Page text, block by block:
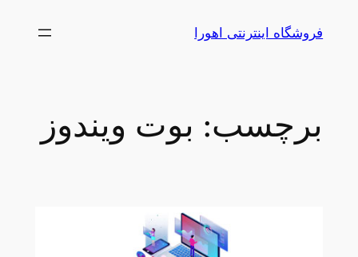
فروشگاه اینترنتی اهورا
برچسب: بوت ویندوز